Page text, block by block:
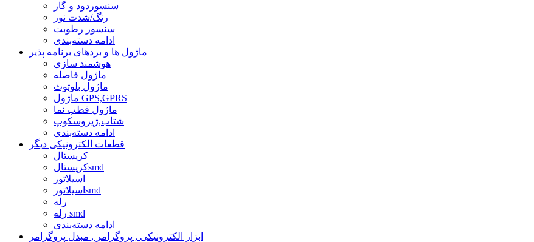
سنسوردود و گاز
رنگ/شدت نور
سنسور رطوبت
ادامه دسته‌بندی
ماژول ها و بردهای برنامه پذیر
هوشمند سازی
ماژول فاصله
ماژول بلوتوث
ماژول GPS,GPRS
ماژول قطب نما
شتاب,ژیروسکوپ
ادامه دسته‌بندی
قطعات الکترونیکی دیگر
کریستال
کریستالsmd
اسیلاتور
اسیلاتورsmd
رله
رله smd
ادامه دسته‌بندی
ابزار الکترونیکی , پروگرامر , مبدل پروگرامر